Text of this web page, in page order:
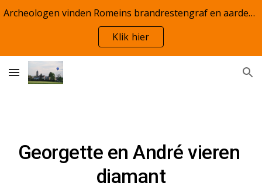
Skip to main content Skip to navigation
Archeologen vinden Romeins brandrestengraf en aardewerk te Woumen
Klik hier
Georgette en André vieren
diamant